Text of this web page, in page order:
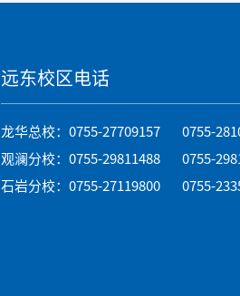
远东校区电话
龙华总校：0755-27709157 0755-
观澜分校：0755-29811488 0755-
石岩分校：0755-27119800 0755-